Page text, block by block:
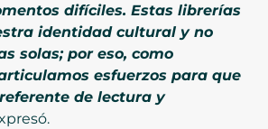
difíciles. Estas librerías
identidad cultural y no
solas; por eso, como
esfuerzos para que
de lectura y